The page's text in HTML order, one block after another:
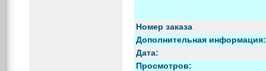
Номер заказа
Дополнительная информация:
Дата:
Просмотров: